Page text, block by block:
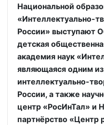
Национальной
«Интеллектуально-
России» выступают
детская
академия наук
являющаяся одним
интеллектуально-
России, а также
центр «РосИнТал» и
партнёрство «Центр